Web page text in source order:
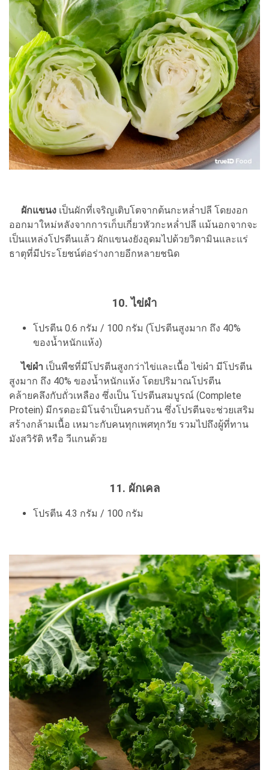
ผักแขนง เป็นผักที่เจริญเติบโตจากต้นกะหล่ำปลี โดยงอก
ออกมาใหม่หลังจากการเก็บเกี่ยวหัวกะหล่ำปลี แม้นอกจากจะ
เป็นแหล่งโปรตีนแล้ว ผักแขนงยังอุดมไปด้วยวิตามินและแร่
ธาตุที่มีประโยชน์ต่อร่างกายอีกหลายชนิด
10. ไข่ผำ
โปรตีน 0.6 กรัม / 100 กรัม (โปรตีนสูงมาก ถึง 40%
ของน้ำหนักแห้ง)
ไข่ผำ เป็นพืชที่มีโปรตีนสูงกว่าไข่และเนื้อ ไข่ผำ มีโปรตีน
สูงมาก ถึง 40% ของน้ำหนักแห้ง โดยปริมาณโปรตีน
คล้ายคลึงกับถั่วเหลือง ซึ่งเป็น โปรตีนสมบูรณ์ (Complete
Protein) มีกรดอะมิโนจำเป็นครบถ้วน ซึ่งโปรตีนจะช่วยเสริม
สร้างกล้ามเนื้อ เหมาะกับคนทุกเพศทุกวัย รวมไปถึงผู้ที่ทาน
มังสวิรัติ หรือ วีแกนด้วย
11. ผักเคล
โปรตีน 4.3 กรัม / 100 กรัม